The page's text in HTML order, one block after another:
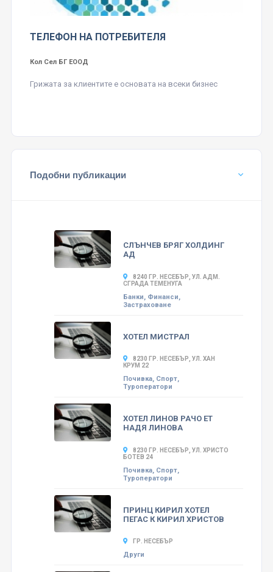
ТЕЛЕФОН НА ПОТРЕБИТЕЛЯ
Кол Сел БГ ЕООД
Грижата за клиентите е основата на всеки бизнес
Подобни публикации
СЛЪНЧЕВ БРЯГ ХОЛДИНГ
АД
8240 ГР. НЕСЕБЪР, УЛ. АДМ.
СГРАДА ТЕМЕНУГА
Банки, Финанси,
Застраховане
ХОТЕЛ МИСТРАЛ
8230 ГР. НЕСЕБЪР, УЛ. ХАН
КРУМ 22
Почивка, Спорт,
Туроператори
ХОТЕЛ ЛИНОВ РАЧО ЕТ
НАДЯ ЛИНОВА
8230 ГР. НЕСЕБЪР, УЛ. ХРИСТО
БОТЕВ 24
Почивка, Спорт,
Туроператори
ПРИНЦ КИРИЛ ХОТЕЛ
ПЕГАС К КИРИЛ ХРИСТОВ
ГР. НЕСЕБЪР
Други